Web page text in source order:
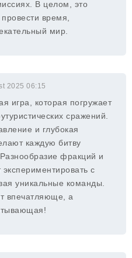
В целом, это
время,
мир.
2025 06:15
игра, которая погружает
сражений.
и глубокая
каждую битву
фракций и
экспериментировать с
уникальные команды.
впечатляюще, а